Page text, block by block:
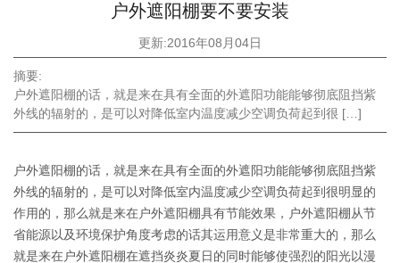
户外遮阳棚要不要安装
更新:2016年08月04日
摘要:
户外遮阳棚的话，就是来在具有全面的外遮阳功能能够彻底阻挡紫
外线的辐射的，是可以对降低室内温度减少空调负荷起到很 […]
户外遮阳棚的话，就是来在具有全面的外遮阳功能能够彻底阻挡紫
外线的辐射的，是可以对降低室内温度减少空调负荷起到很明显的
作用的，那么就是来在户外遮阳棚具有节能效果，户外遮阳棚从节
省能源以及环境保护角度考虑的话其运用意义是非常重大的，那么
就是来在户外遮阳棚在遮挡炎炎夏日的同时能够使强烈的阳光以漫